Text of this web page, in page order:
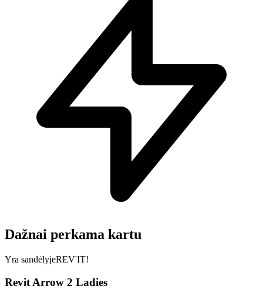
Dažnai perkama kartu
Yra sandėlyjeREV'IT!
Revit Arrow 2 Ladies